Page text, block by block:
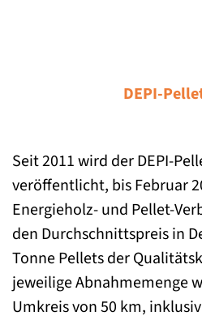
DEPI-
Seit 2011 wird der DEPI-
veröffentlicht, bis Februar
Energieholz- und Pellet-
den Durchschnittspreis in
Tonne Pellets der
jeweilige Abnahmemenge
Umkreis von 50 km,